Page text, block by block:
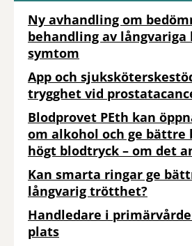
Ny avhandling om
behandling av långvariga
symtom
App och
trygghet vid
Blodprovet PEth kan
om alkohol och ge bättre
högt blodtryck – om det
Kan smarta ringar ge
långvarig trötthet?
Handledare i
plats